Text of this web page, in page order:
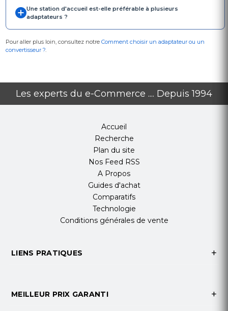
Une station d'accueil est-elle préférable à plusieurs
adaptateurs ?
Pour aller plus loin, consultez notre Comment choisir un adaptateur ou un
convertisseur ?.
Les experts du e-Commerce .... Depuis 1994
Accueil
Recherche
Plan du site
Nos Feed RSS
A Propos
Guides d'achat
Comparatifs
Technologie
Conditions générales de vente
LIENS PRATIQUES
MEILLEUR PRIX GARANTI